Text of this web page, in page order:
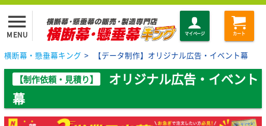
menu
MENU マイページ カート
横断幕・懸垂幕キング > 【データ制作】オリジナル広告・イベント幕
【制作依頼・見積り】
オリジナル広告・イベント
幕